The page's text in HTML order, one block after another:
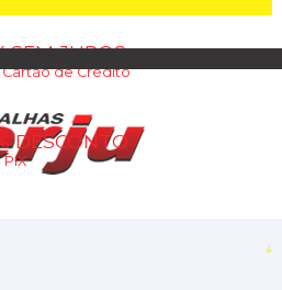
SEM JUROS
Cartão de Crédito
DESCONTO
PIX